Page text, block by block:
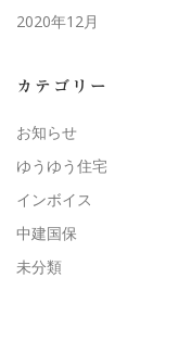
2020年12月
カテゴリー
お知らせ
ゆうゆう住宅
インボイス
中建国保
未分類